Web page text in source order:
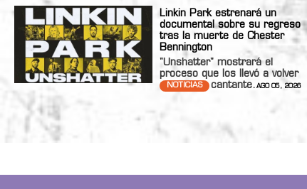
Linkin Park estrenará un
documental sobre su regreso
tras la muerte de Chester
Bennington
"Unshatter" mostrará el
proceso que los llevó a volver
con nueva cantante.
NOTICIAS AGO 05, 2026